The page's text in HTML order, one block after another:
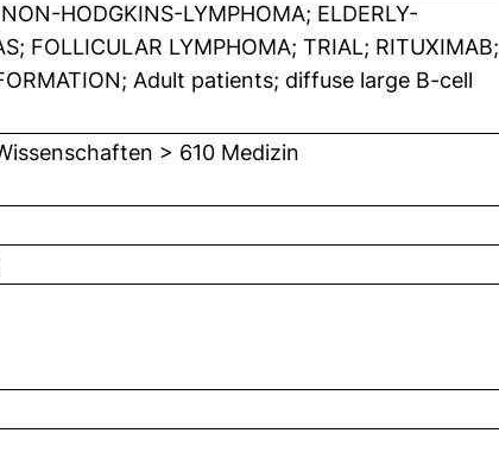
HODGKINS-LYMPHOMA; ELDERLY-
FOLLICULAR LYMPHOMA; TRIAL; RITUXIMAB;
Adult patients; diffuse large B-cell
> 610 Medizin